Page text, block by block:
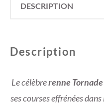
DESCRIPTION
Description
Le célèbrerenne Tornade
ses courses effrénées